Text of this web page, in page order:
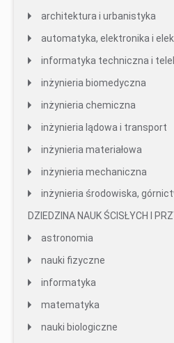
architektura i urbanistyka
automatyka, elektronika i
informatyka techniczna i
inżynieria biomedyczna
inżynieria chemiczna
inżynieria lądowa i transport
inżynieria materiałowa
inżynieria mechaniczna
inżynieria środowiska,
DZIEDZINA NAUK ŚCISŁYCH I
astronomia
nauki fizyczne
informatyka
matematyka
nauki biologiczne